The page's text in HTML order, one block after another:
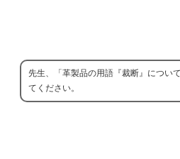
先生、「革製品の用語『裁断』につい
てください。